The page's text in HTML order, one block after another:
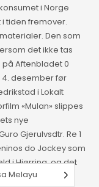
i Norge
tiden fremover.
Den som
det ikke tas
på Aftenbladet 0
desember før
i Lokalt
«Mulan» slippes
nye
Gjerulvsdtr. Re 1
do Jockey som
i Hjørring, og det
foruten litt
Melayu